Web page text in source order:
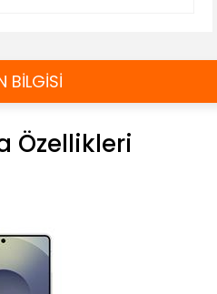
BİLGİSİ
Özellikleri